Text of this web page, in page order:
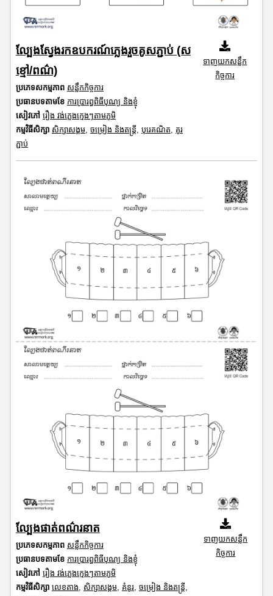
ល្បែងស្វែងរកឧបករណ៍ភ្លេងរួចគូសភ្ជាប់ (ស
ខ្មៅ/ពណ៌)
ប្រភេទសកម្មភាព សន្លឹកកិច្ចការ
ប្រធានបទតាមខែ ការប្រារព្ធពិធីបុណ្យ និងខ្ញុំ
សៀវភៅ រឿង វង់ភ្លេងក្មេងៗតាមភូមិ
កម្មវិធីសិក្សា សិក្សាសង្គម, ចម្រៀង និងតន្ត្រី បុរេគណិត
គូរ
ភ្ជាប់
ទាញយកសន្លឹក
កិច្ចការ
ល្បែងផាត់ពណ៌រនាត
ប្រភេទសកម្មភាព សន្លឹកកិច្ចការ
ប្រធានបទតាមខែ ការប្រារព្ធពិធីបុណ្យ និងខ្ញុំ
សៀវភៅ រឿង វង់ភ្លេងក្មេងៗតាមភូមិ
កម្មវិធីសិក្សា លេខតាង, សិក្សាសង្គម, គំនូរ, ចម្រៀង និងតន្ត្រី,
ទាញយកសន្លឹក
កិច្ចការ